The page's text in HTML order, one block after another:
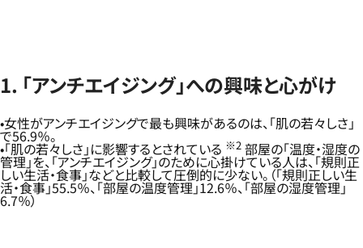
1. 「アンチエイジング」への興味と心がけ
女性がアンチエイジングで最も興味があるのは、「肌の若々しさ」
で56.9％。
「肌の若々しさ」に影響するとされている ※2 部屋の「温度・湿度の
管理」を、「アンチエイジング」のために心掛けている人は、「規則正
しい生活・食事」などと比較して圧倒的に少ない。（「規則正しい生
活・食事」55.5％、「部屋の温度管理」12.6％、「部屋の湿度管理」
6.7％）